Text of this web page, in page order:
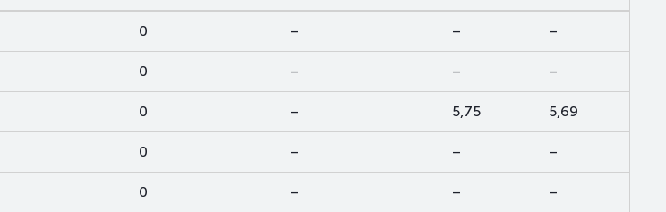
0 – – –
0 – – –
0 – 5,75 5,69
0 – – –
0 – – –